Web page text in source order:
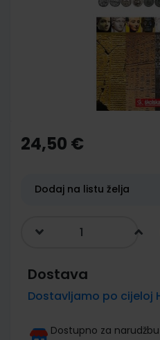
the
beginning
gallery
24,50 €
Dodaj na listu želja
Dostava
Dostavljamo po cijeloj
Dostupno za narudžbu